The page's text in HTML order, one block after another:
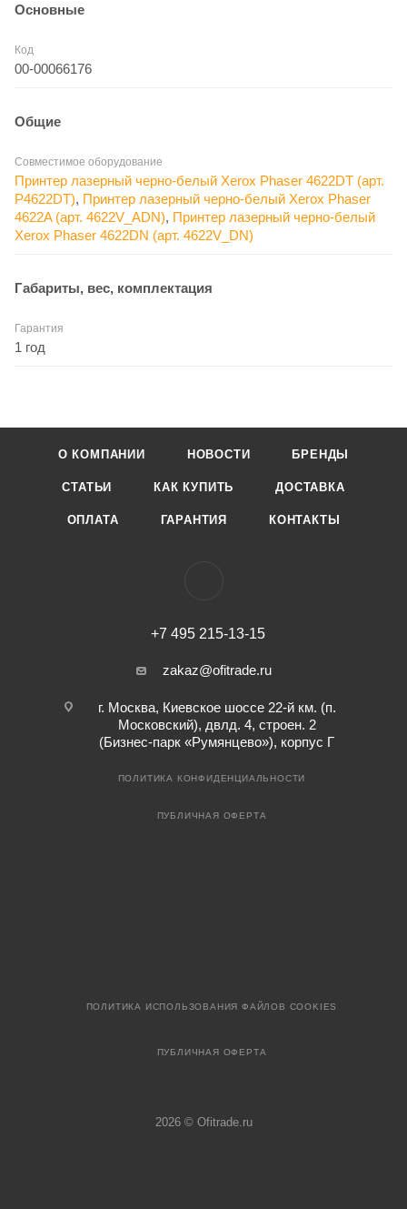
Основные
Код
00-00066176
Общие
Совместимое оборудование
Принтер лазерный черно-белый Xerox Phaser 4622DT (арт.
P4622DT), Принтер лазерный черно-белый Xerox Phaser
4622A (арт. 4622V_ADN), Принтер лазерный черно-белый
Xerox Phaser 4622DN (арт. 4622V_DN)
Габариты, вес, комплектация
Гарантия
1 год
О КОМПАНИИ НОВОСТИ БРЕНДЫ
СТАТЬИ КАК КУПИТЬ ДОСТАВКА
ОПЛАТА ГАРАНТИЯ КОНТАКТЫ
+7 495 215-13-15
zakaz@ofitrade.ru
г. Москва, Киевское шоссе 22-й км. (п.
Московский), двлд. 4, строен. 2
(Бизнес-парк «Румянцево»), корпус Г
ПОЛИТИКА КОНФИДЕНЦИАЛЬНОСТИ
ПУБЛИЧНАЯ ОФЕРТА
ПОЛИТИКА ИСПОЛЬЗОВАНИЯ ФАЙЛОВ COOKIES
ПУБЛИЧНАЯ ОФЕРТА
2026 © Ofitrade.ru